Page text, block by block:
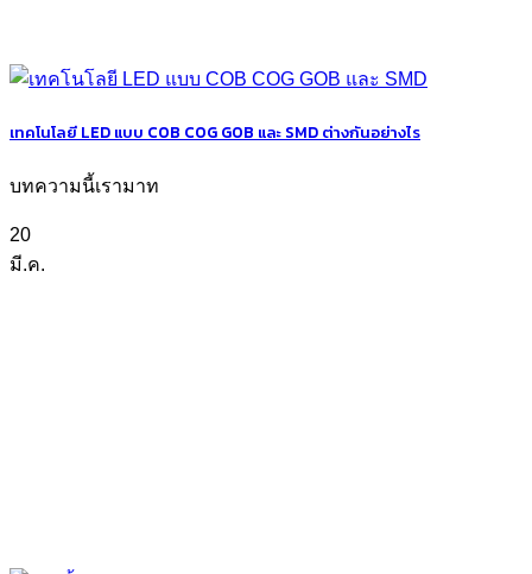
เทคโนโลยี LED แบบ COB COG GOB และ SMD ต่างกันอย่างไร
บทความนี้เรามาท
20
มี.ค.